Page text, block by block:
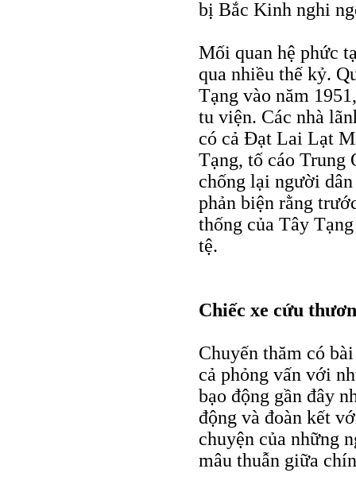
bị Bắc Kinh nghi
Mối quan hệ phức
qua nhiều thế kỷ.
Tạng vào năm
tu viện. Các nhà
có cả Ðạt Lai Lạt
Tạng, tố cáo Trung
chống lại người
phản biện rằng
thống của Tây
tệ.
Chiếc xe cứu
Chuyến thăm có
cả phỏng vấn với
bạo động gần đây
động và đoàn kết
chuyện của những
mâu thuẫn giữa